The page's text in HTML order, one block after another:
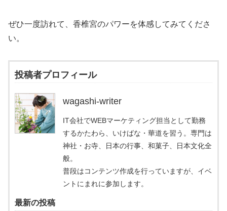
ぜひ一度訪れて、香椎宮のパワーを体感してみてくださ
い。
投稿者プロフィール
wagashi-writer
IT会社でWEBマーケティング担当として勤務
するかたわら、いけばな・華道を習う。専門は
神社・お寺、日本の行事、和菓子、日本文化全
般。
普段はコンテンツ作成を行っていますが、イベ
ントにまれに参加します。
最新の投稿